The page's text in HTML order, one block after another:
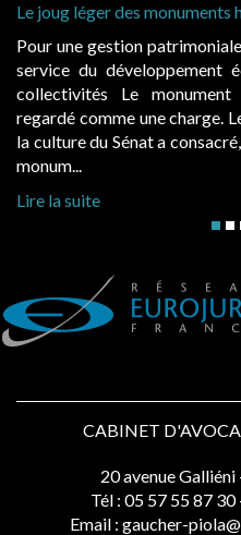
léger des monuments
une gestion patrimoniale des
du développement
Le monument
comme une charge. Le
du Sénat a consacré, en
suite
CABINET
20 avenue
Tél : 05 57 55 87 30
Email : gaucher-